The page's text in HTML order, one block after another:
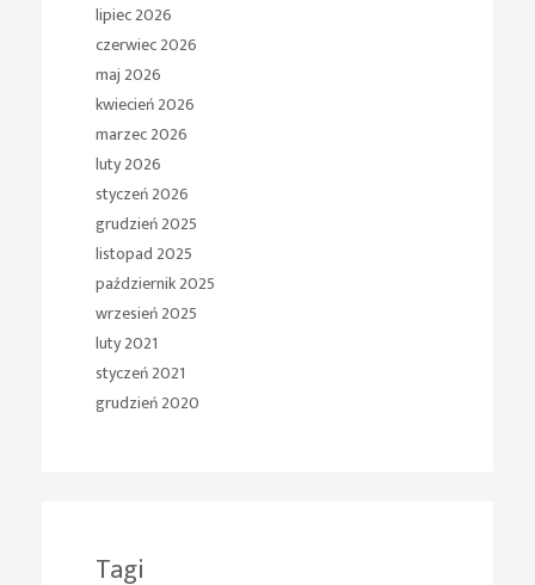
lipiec 2026
czerwiec 2026
maj 2026
kwiecień 2026
marzec 2026
luty 2026
styczeń 2026
grudzień 2025
listopad 2025
październik 2025
wrzesień 2025
luty 2021
styczeń 2021
grudzień 2020
Tagi